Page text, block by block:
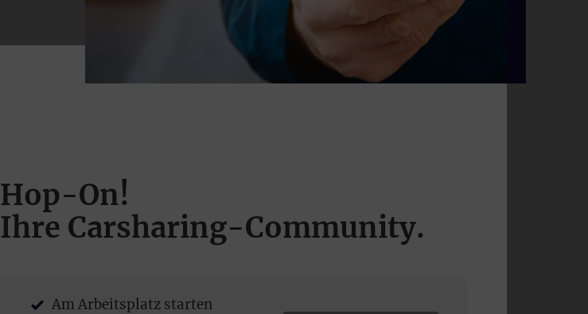
Hop-On!
Ihre Carsharing-Community.
Am Arbeitsplatz starten